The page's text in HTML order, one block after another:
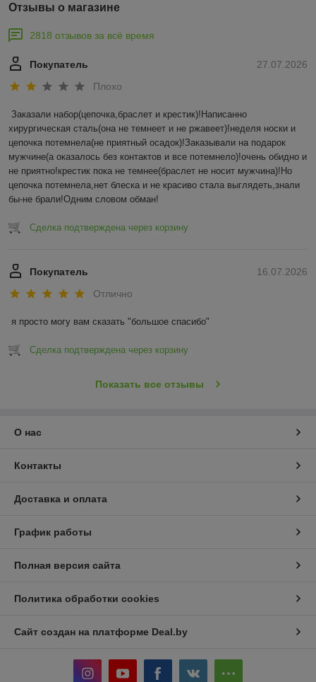
Отзывы о магазине
2818 отзывов за всё время
27.07.2026
Покупатель
Плохо
Заказали набор(цепочка,браслет и крестик)!Написанно
хирургическая сталь(она не темнеет и не ржавеет)!неделя носки и
цепочка потемнела(не приятный осадок)!Заказывали на подарок
мужчине(а оказалось без контактов и все потемнело)!очень обидно и
не приятно!крестик пока не темнее(браслет не носит мужчина)!Но
цепочка потемнела,нет блеска и не красиво стала выглядеть,знали
бы-не брали!Одним словом обман!
Сделка подтверждена через корзину
16.07.2026
Покупатель
Отлично
я просто могу вам сказать "большое спасибо"
Сделка подтверждена через корзину
Показать все отзывы
О нас
Контакты
Доставка и оплата
График работы
Полная версия сайта
Политика обработки cookies
Сайт создан на платформе Deal.by